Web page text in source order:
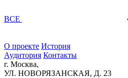
ВСЕ
О проекте История
Аудитория Контакты
г. Москва,
УЛ. НОВОРЯЗАНСКАЯ, Д. 23